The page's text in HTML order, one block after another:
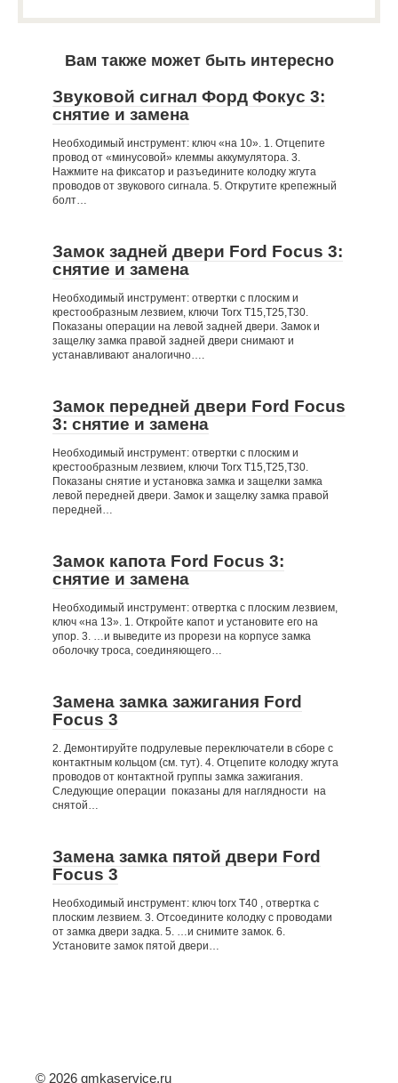
Вам также может быть интересно
Звуковой сигнал Форд Фокус 3:
снятие и замена
Необходимый инструмент: ключ «на 10». 1. Отцепите
провод от «минусовой» клеммы аккумулятора. 3.
Нажмите на фиксатор и разъедините колодку жгута
проводов от звукового сигнала. 5. Открутите крепежный
болт…
Замок задней двери Ford Focus 3:
снятие и замена
Необходимый инструмент: отвертки с плоским и
крестообразным лезвием, ключи Torx Т15,Т25,Т30.
Показаны операции на левой задней двери. Замок и
защелку замка правой задней двери снимают и
устанавливают аналогично….
Замок передней двери Ford Focus
3: снятие и замена
Необходимый инструмент: отвертки с плоским и
крестообразным лезвием, ключи Torx Т15,Т25,T30.
Показаны снятие и установка замка и защелки замка
левой передней двери. Замок и защелку замка правой
передней…
Замок капота Ford Focus 3:
снятие и замена
Необходимый инструмент: отвертка с плоским лезвием,
ключ «на 13». 1. Откройте капот и установите его на
упор. 3. …и выведите из прорези на корпусе замка
оболочку троса, соединяющего…
Замена замка зажигания Ford
Focus 3
2. Демонтируйте подрулевые переключатели в сборе с
контактным кольцом (см. тут). 4. Отцепите колодку жгута
проводов от контактной группы замка зажигания.
Следующие операции показаны для наглядности на
снятой…
Замена замка пятой двери Ford
Focus 3
Необходимый инструмент: ключ torx Т40 , отвертка с
плоским лезвием. 3. Отсоедините колодку с проводами
от замка двери задка. 5. …и снимите замок. 6.
Установите замок пятой двери…
© 2026 gmkaservice.ru